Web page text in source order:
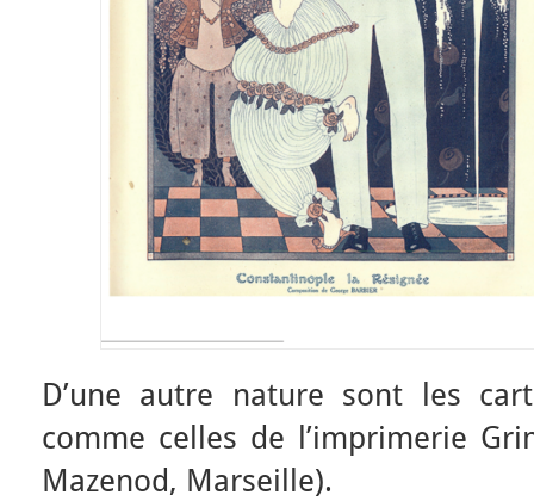
D’une autre nature sont les
comme celles de l’imprimerie
Mazenod, Marseille).